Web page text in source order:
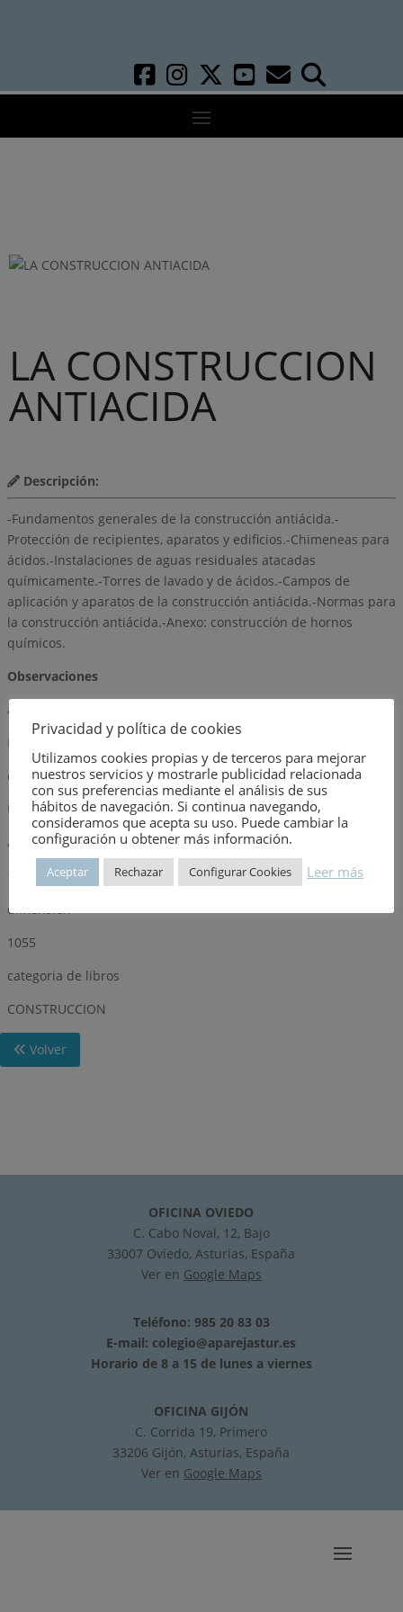
LA CONSTRUCCION
ANTIACIDA
Descripción:
-Fundamentos generales de la construcción antiácida.-
Protección de recipientes, aparatos y edificios.-Chimeneas para
ácidos.-Instalaciones de aguas residuales atacadas
químicamente.-Torres de lavado y de ácidos.-Campos de
aplicación y aparatos de la construcción antiácida.-Normas para
la construcción antiácida.-Anexo: construcción de hornos
químicos.
Observaciones
autor
FRIEDRICH KARL FALCKE
editorial
URMO, S. A.
año
1977
dimensión
1055
categoria de libros
CONSTRUCCION
Volver
OFICINA OVIEDO
C. Cabo Noval, 12, Bajo
33007 Oviedo, Asturias, España
Ver en Google Maps
Teléfono: 985 20 83 03
E-mail: colegio@aparejastur.es
Horario de 8 a 15 de lunes a viernes
OFICINA GIJÓN
C. Corrida 19, Primero
33206 Gijón, Asturias, España
Ver en Google Maps
Privacidad y política de cookies
Utilizamos cookies propias y de terceros para mejorar
nuestros servicios y mostrarle publicidad relacionada
con sus preferencias mediante el análisis de sus
hábitos de navegación. Si continua navegando,
consideramos que acepta su uso. Puede cambiar la
configuración u obtener más información.
Aceptar Rechazar Configurar Cookies Leer más